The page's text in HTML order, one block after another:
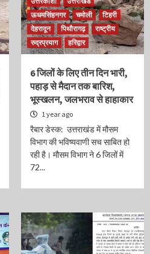
ऊधमसिंहनगर
चमोली
टिहरी
देहरादून
पिथौरागढ़
राष्ट्रीय
रुद्रप्रयाग
हरिद्वार
6 जिलों के लिए तीन दिन भारी,
पहाड़ से मैदान तक बारिश,
भूस्खलन, जलभराव से हाहाकार
1 year ago
रैबार डेस्क: उत्तराखंड में मौसम
विभाग की भविष्यवाणी सच साबित हो
रही है। मौसम विभाग ने 6 जिलों में
72...